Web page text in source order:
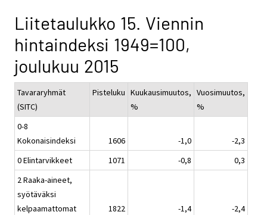
Liitetaulukko 15. Viennin
hintaindeksi 1949=100,
joulukuu 2015
Tavararyhmät
(SITC)
Pisteluku Kuukausimuutos,
%
Vuosimuutos,
%
0-8
Kokonaisindeksi
1606 -1,0
-2,3
0 Elintarvikkeet
1071 -0,8
0,3
2 Raaka-aineet,
syötäväksi
kelpaamattomat
1822 -1,4
-2,4